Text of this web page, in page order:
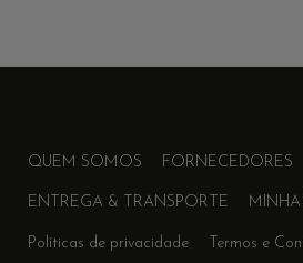
QUEM SOMOS FORNECEDORES
ENTREGA & TRANSPORTE
Políticas de privacidade Termos e